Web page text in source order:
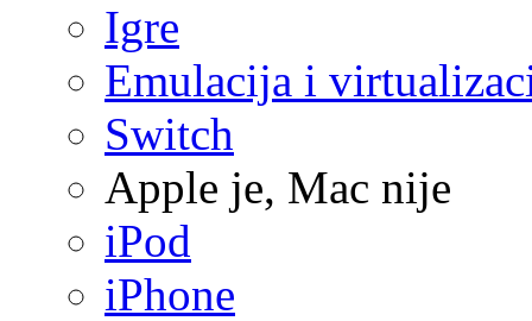
Igre
Emulacija i
Switch
Apple je, Mac nije
iPod
iPhone